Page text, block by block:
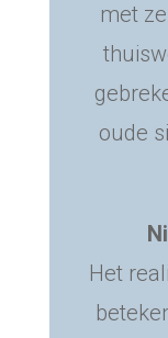
met
oude
Het